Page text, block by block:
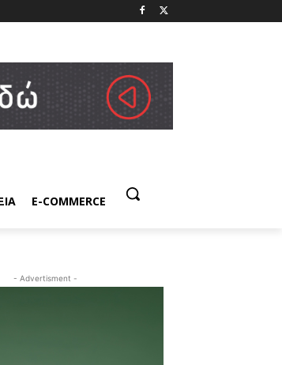
E-COMMERCE
- Advertisment -